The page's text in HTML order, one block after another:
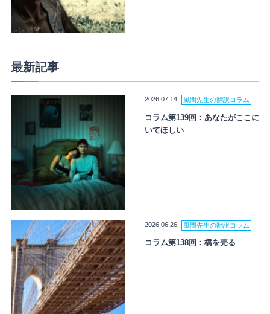
最新記事
2026.07.14 風間先生の翻訳コラム
コラム第139回：あなたがここに
いてほしい
2026.06.26 風間先生の翻訳コラム
コラム第138回：橋を売る